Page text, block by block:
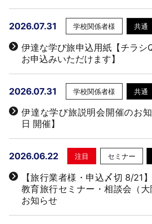
伊達な学び旅申込用紙【チラシ
お申込みいただけます】
2026.07.31 学校関係者様 共通
伊達な学び旅説明会開催のお
日 開催】
2026.07.31 学校関係者様 共通
【旅行業者様・申込〆切 8/21
教育旅行セミナー・相談会（
お知らせ
2026.06.22 注目 セミナー